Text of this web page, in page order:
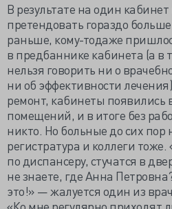
В результате на один
претендовать гораздо
раньше, кому-тодаже
в предбаннике кабинета (а в
нельзя говорить ни о
ни об эффективности
ремонт, кабинеты появились
помещений, и в итоге без
никто. Но больные до сих пор
регистратура и коллеги
по диспансеру, стучатся в
не знаете, где Анна
это!» — жалуется один из